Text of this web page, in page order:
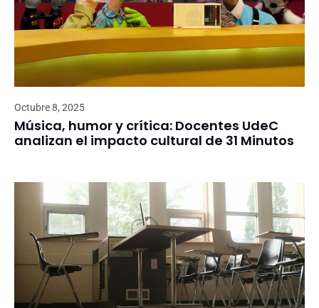
Octubre 8, 2025
Música, humor y crítica: Docentes UdeC
analizan el impacto cultural de 31 Minutos